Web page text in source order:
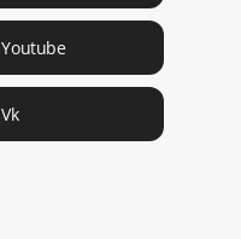
Youtube
Vk